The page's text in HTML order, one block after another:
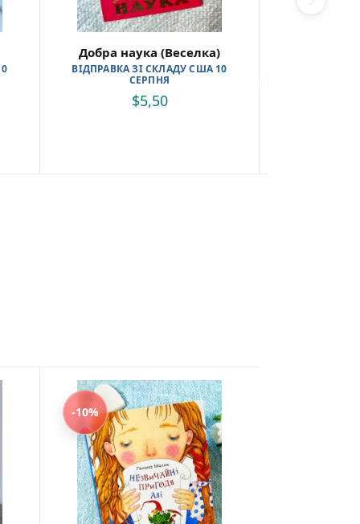
Добра наука (Веселка)
ВІДПРАВКА ЗІ СКЛАДУ США 10
СЕРПНЯ
$5,50
-10%